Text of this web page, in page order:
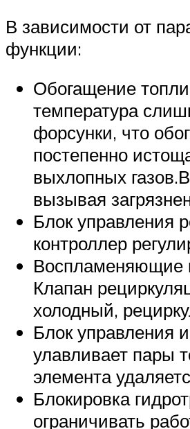
В зависимости от
функции:
Обогащение
температура
форсунки, что
постепенно
выхлопных
вызывая
Блок управления
контроллер
Воспламеняющие
Клапан
холодный,
Блок управления
улавливает пары
элемента
Блокировка
ограничивать